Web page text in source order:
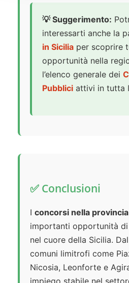
💡 Suggerimento:
interessarti anche la
in Sicilia per scoprire
opportunità nella
l’elenco generale dei
Pubblici attivi in tutta
✅ Conclusioni
I concorsi nella
importanti opportunità
nel cuore della Sicilia.
comuni limitrofi come
Nicosia, Leonforte e